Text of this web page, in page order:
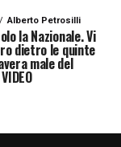
Alberto Petrosilli
la Nazionale. Vi
dietro le quinte
male del